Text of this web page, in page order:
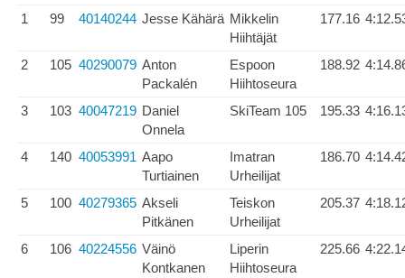
1 99 40140244 Jesse Kähärä Mikkelin
Hiihtäjät
177.16
2 105 40290079 Anton
Packalén
Espoon
Hiihtoseura
188.92
3 103 40047219 Daniel
Onnela
SkiTeam 105 195.33
4 140 40053991 Aapo
Turtiainen
Imatran
Urheilijat
186.70
5 100 40279365 Akseli
Pitkänen
Teiskon
Urheilijat
205.37
6 106 40224556 Väinö
Kontkanen
Liperin
Hiihtoseura
225.66